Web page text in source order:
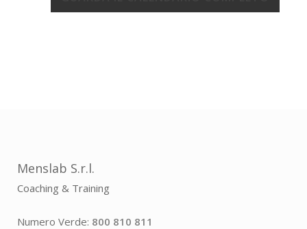
Menslab S.r.l.
Coaching & Training
Numero Verde: 800 810 811